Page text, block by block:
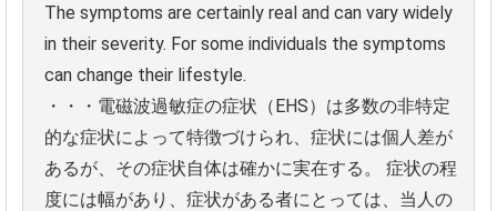
The symptoms are certainly real and can vary widely
in their severity. For some individuals the symptoms
can change their lifestyle.
・・・電磁波過敏症の症状（EHS）は多数の非特定
的な症状によって特徴づけられ、症状には個人差が
あるが、その症状自体は確かに実在する。
症状の程
度には幅があり、症状がある者にとっては、当人の